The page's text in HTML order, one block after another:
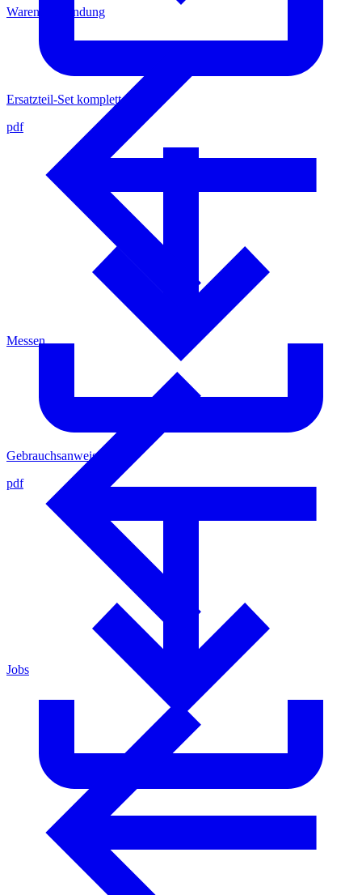
Ersatzteil-Set komplett
pdf
Gebrauchsanweisung
pdf
Warenrücksendung
Messen
Jobs